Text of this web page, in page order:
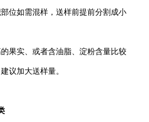
位如需混样，送样前提前分割成小
果实、或者含油脂、淀粉含量比较
议加大送样量。